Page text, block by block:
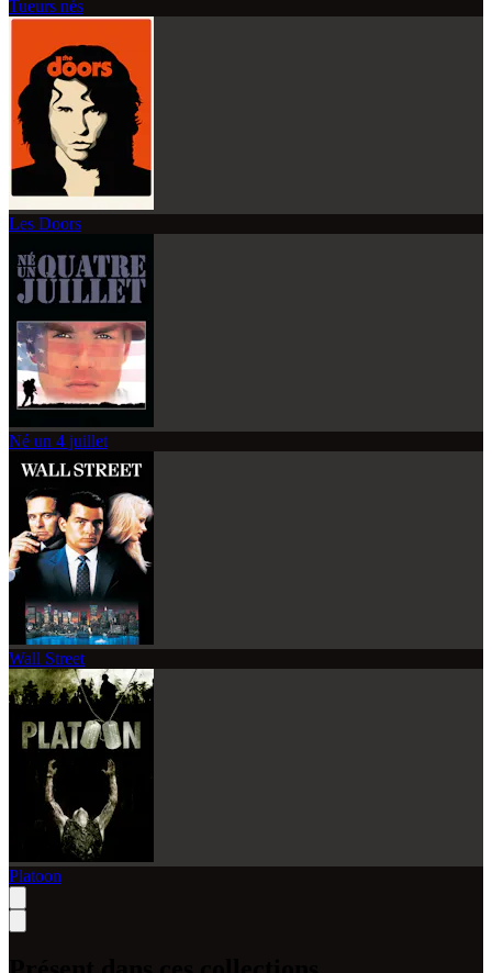
Tueurs nés
Les Doors
Né un 4 juillet
Wall Street
Platoon